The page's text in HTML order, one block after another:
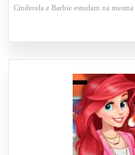
Cinderela e Barbie estudam na mesma